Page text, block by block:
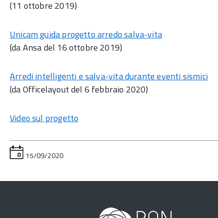
(11 ottobre 2019)
Unicam guida progetto arredo salva-vita
(da Ansa del 16 ottobre 2019)
Arredi intelligenti e salva-vita durante eventi sismici
(da Officelayout del 6 febbraio 2020)
Video sul progetto
15/09/2020